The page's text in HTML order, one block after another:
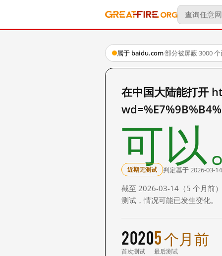
属于 baidu.com·部分被屏蔽·3000
在中国大陆能打开
可以
近期无测试 判定基于 2026-03-
截至 2026-03-14（5 个月前
测试，情况可能已发生变化。
2020
首次测试
5 个月前
最后测试